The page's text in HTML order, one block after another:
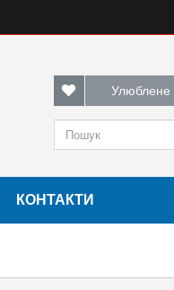
Улюблене
КОНТАКТИ